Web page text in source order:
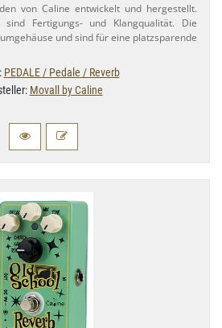
von Caline entwickelt und hergestellt.
sind Fertigungs- und Klangqualität. Die
und sind für eine platzsparende
PEDALE / Pedale / Reverb
Movall by Caline